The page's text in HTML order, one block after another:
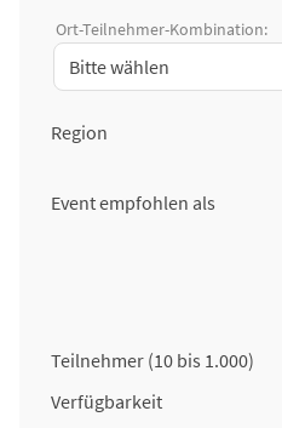
Ort-Teilnehmer-Kombination:
Region
Event empfohlen als
Teilnehmer (10 bis 1.000)
Verfügbarkeit